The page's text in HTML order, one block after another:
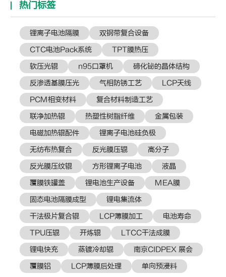
热门标签
锂离子电池隔膜
双钢带复合设备
CTC电池Pack系统
TPT膜热压
软压光辊
n95口罩机
碲化铋的晶体结构
反渗透基膜压光
气相防锈工艺
LCP天线
PCM相变材料
复合材料制造工艺
联净加热辊
热塑性树脂纤维
金属包装
电磁加热辊配件
锂离子电池硅负极
无纺布热复合
反光膜压辊
高分子
反光膜压纹辊
方形锂离子电池
液晶
覆膜铁罐盖
锂电池生产设备
MEA膜
固态电池隔膜成型
锂电集流体
干法极片复合辊
LCP薄膜加工
电池寿命
TPU压辊
开炼辊
LTCC干法成膜
锂电快充
蒸镀冷却辊
南京CIDPEX 展会
覆膜铝
LCP薄膜后处理 单向预浸料